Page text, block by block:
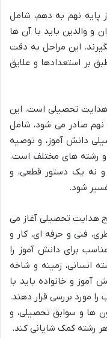
پایه نهم به دهم، شامل
و والدین باید با آن ها
این مراحل به دقت
بر استعدادها و علایق
هدایت تحصیلی است. این
نهم صادر می شود، شامل
دانش آموز، و توصیه
و رشته های مختلف است.
نه یک دستور قطعی، و
شود.
هدایت تحصیلی آغاز می
فنی و حرفه ای، کار و
برای دانش آموز را
انسانی، زمینه و شاخه
و خانواده باید با
مورد بررسی قرار دهند.
ها و سوابق تحصیلی، و
کمک شایانی کند.